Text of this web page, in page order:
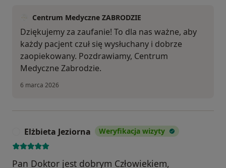
Centrum Medyczne ZABRODZIE
Dziękujemy za zaufanie! To dla nas ważne, aby
każdy pacjent czuł się wysłuchany i dobrze
zaopiekowany. Pozdrawiamy, Centrum
Medyczne Zabrodzie.
6 marca 2026
Elżbieta Jeziorna Weryfikacja wizyty
Pan Doktor jest dobrym Człowiekiem,